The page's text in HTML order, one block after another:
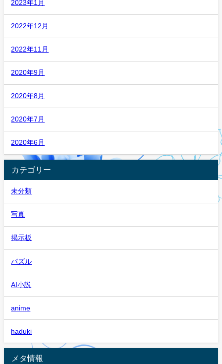
2023年1月
2022年12月
2022年11月
2020年9月
2020年8月
2020年7月
2020年6月
カテゴリー
未分類
写真
掲示板
パズル
AI小説
anime
haduki
メタ情報